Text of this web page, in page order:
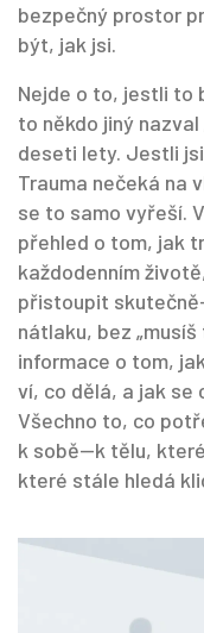
bezpečný prostor
být, jak jsi.
Nejde o to, jestli to
to někdo jiný
deseti lety. Jestli
Trauma nečeká na
se to samo vyřeší.
přehled o tom, jak
každodenním
přistoupit
nátlaku, bez
informace o tom,
ví, co dělá, a jak se
Všechno to, co
k sobě—k tělu,
které stále hledá